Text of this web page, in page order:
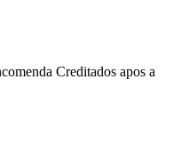
Creditados apos a